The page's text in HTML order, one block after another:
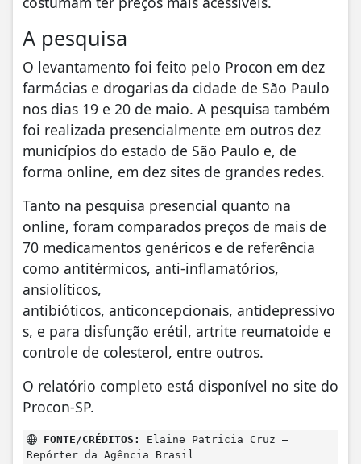
A pesquisa
O levantamento foi feito pelo Procon em dez
farmácias e drogarias da cidade de São Paulo
nos dias 19 e 20 de maio. A pesquisa também
foi realizada presencialmente em outros dez
municípios do estado de São Paulo e, de
forma online, em dez sites de grandes redes.
Tanto na pesquisa presencial quanto na
online, foram comparados preços de mais de
70 medicamentos genéricos e de referência
como antitérmicos, anti-inflamatórios,
ansiolíticos,
antibióticos, anticoncepcionais, antidepressivo
s, e para disfunção erétil, artrite reumatoide e
controle de colesterol, entre outros.
O relatório completo está disponível no site do
Procon-SP.
FONTE/CRÉDITOS:
Elaine Patricia Cruz –
Repórter da Agência Brasil